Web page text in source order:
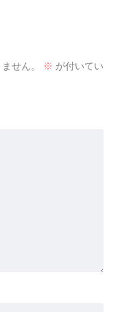
せん。 ※ が付いてい